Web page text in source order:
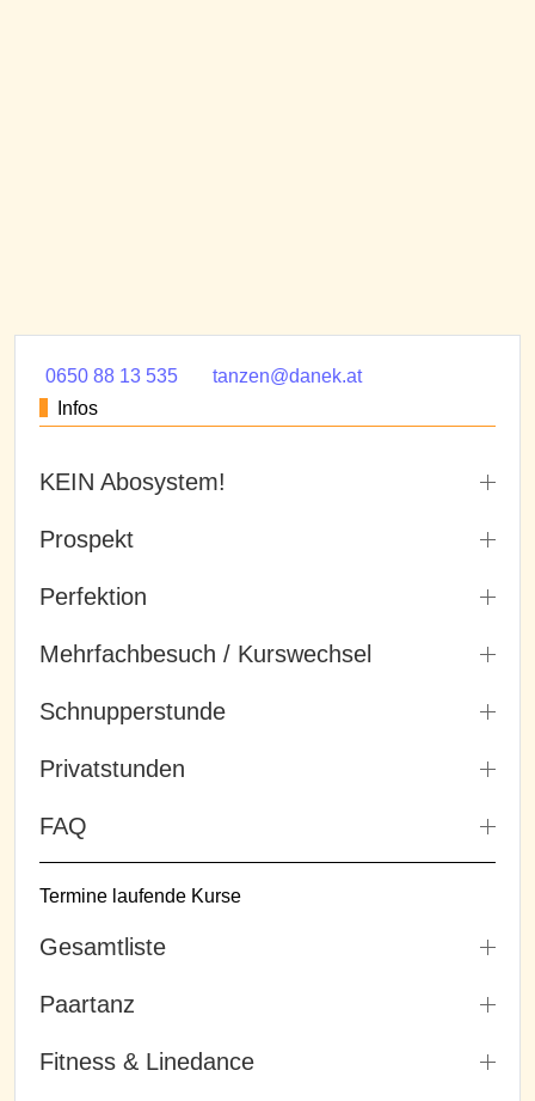
0650 88 13 535
tanzen@danek.at
Infos
KEIN Abosystem!
Prospekt
Perfektion
Mehrfachbesuch / Kurswechsel
Schnupperstunde
Privatstunden
FAQ
Termine laufende Kurse
Gesamtliste
Paartanz
Fitness & Linedance